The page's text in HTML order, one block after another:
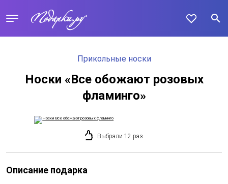
Прикольные носки
Носки «Все обожают розовых
фламинго»
Выбрали 12 раз
Описание подарка